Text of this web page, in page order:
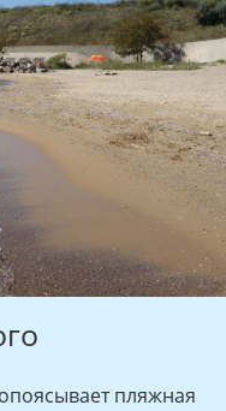
пляжная